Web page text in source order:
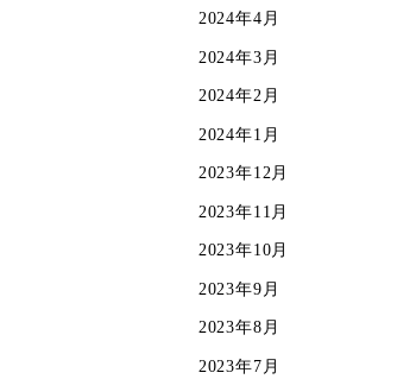
2024年4月
2024年3月
2024年2月
2024年1月
2023年12月
2023年11月
2023年10月
2023年9月
2023年8月
2023年7月